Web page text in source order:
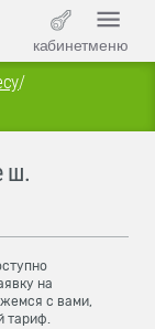
кабинетменю
/
ш.
на
с вами,
тариф.